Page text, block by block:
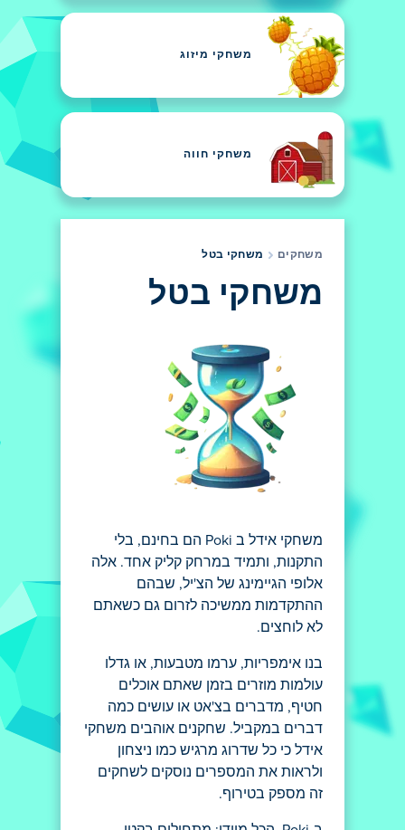
משחקי מיזוג
משחקי חווה
משחקים משחקי בטל
משחקי בטל
משחקי אידל ב Poki הם בחינם, בלי
התקנות, ותמיד במרחק קליק אחד. אלה
אלופי הגיימינג של הצ'יל, שבהם
ההתקדמות ממשיכה לזרום גם כשאתם
לא לוחצים.
בנו אימפריות, ערמו מטבעות, או גדלו
עולמות מוזרים בזמן שאתם אוכלים
חטיף, מדברים בצ'אט או עושים כמה
דברים במקביל. שחקנים אוהבים משחקי
אידל כי כל שדרוג מרגיש כמו ניצחון
ולראות את המספרים נוסקים לשחקים
זה מספק בטירוף.